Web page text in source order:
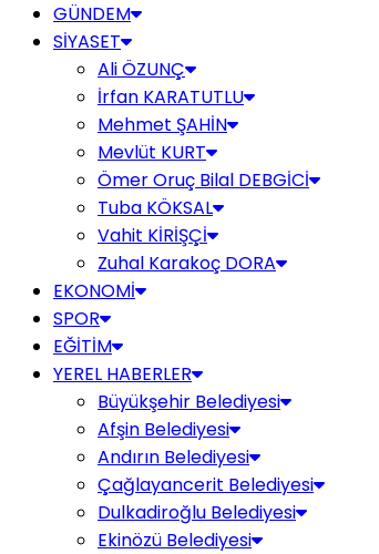
GÜNDEM
SİYASET
Ali ÖZUNÇ
İrfan KARATUTLU
Mehmet ŞAHİN
Mevlüt KURT
Ömer Oruç Bilal DEBGİCİ
Tuba KÖKSAL
Vahit KİRİŞÇİ
Zuhal Karakoç DORA
EKONOMİ
SPOR
EĞİTİM
YEREL HABERLER
Büyükşehir Belediyesi
Afşin Belediyesi
Andırın Belediyesi
Çağlayancerit Belediyesi
Dulkadiroğlu Belediyesi
Ekinözü Belediyesi